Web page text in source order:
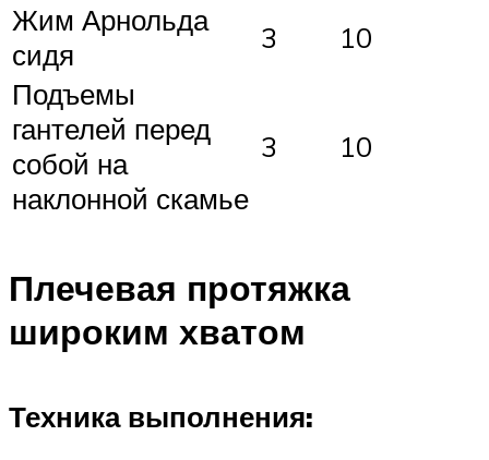
Жим Арнольда
сидя
3
10
Подъемы
гантелей перед
собой на
наклонной скамье
3 10
Плечевая протяжка
широким хватом
Техника выполнения: